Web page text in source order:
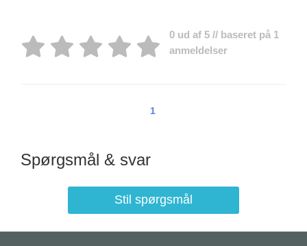
0 ud af 5 // baseret på 1
anmeldelser
1
Spørgsmål & svar
Stil spørgsmål